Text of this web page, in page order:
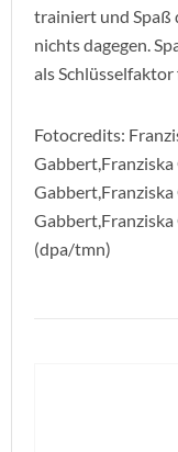
trainiert und Spaß
nichts dagegen.
als
Fotocredits:
(dpa/tmn)